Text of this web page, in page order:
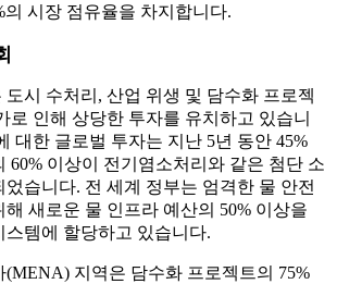
의 시장 점유율을 차지합니다.
시 수처리, 산업 위생 및 담수화 프로젝
로 인해 상당한 투자를 유치하고 있습니
대한 글로벌 투자는 지난 5년 동안 45%
60% 이상이 전기염소처리와 같은 첨단 소
습니다. 전 세계 정부는 엄격한 물 안전
새로운 물 인프라 예산의 50% 이상을
스템에 할당하고 있습니다.
(MENA) 지역은 담수화 프로젝트의 75%